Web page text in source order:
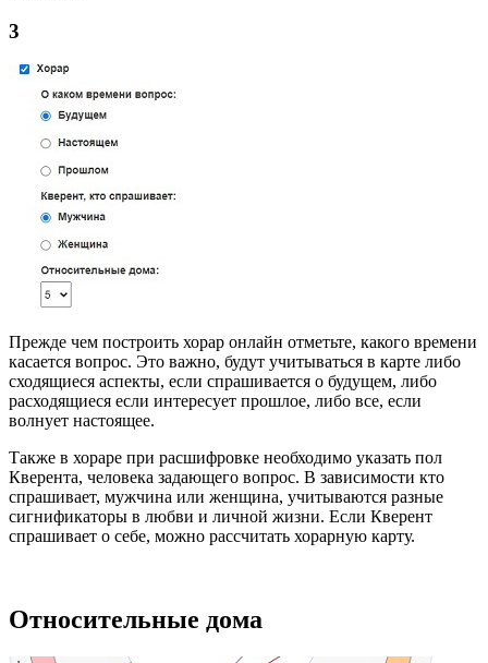
3
Прежде чем построить хорар онлайн отметьте, какого времени
касается вопрос. Это важно, будут учитываться в карте либо
сходящиеся аспекты, если спрашивается о будущем, либо
расходящиеся если интересует прошлое, либо все, если
волнует настоящее.
Также в хораре при расшифровке необходимо указать пол
Кверента, человека задающего вопрос. В зависимости кто
спрашивает, мужчина или женщина, учитываются разные
сигнификаторы в любви и личной жизни. Если Кверент
спрашивает о себе, можно рассчитать хорарную карту.
Относительные дома